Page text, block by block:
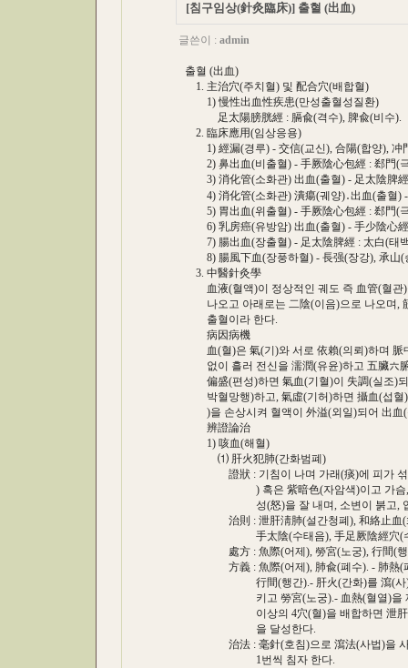
[침구임상(針灸臨床)] 출혈 (出血)
글쓴이 : admin
출혈 (出血)
1. 主治穴(주치혈) 및 配合穴(배합혈)
1) 慢性出血性疾患(만성출혈성질환)
足太陽膀胱經 : 膈兪(격수), 脾兪(비수).
2. 臨床應用(임상응용)
1) 經漏(경루) - 交信(교신), 合陽(합양), 冲
2) 鼻出血(비출혈) - 手厥陰心包經 : 郄門(
3) 消化管(소화관) 出血(출혈) - 足太陰脾經
4) 消化管(소화관) 潰瘍(궤양)․出血(출혈) -
5) 胃出血(위출혈) - 手厥陰心包經 : 郄門(
6) 乳房癌(유방암) 出血(출혈) - 手少陰心經
7) 腸出血(장출혈) - 足太陰脾經 : 太白(태
8) 腸風下血(장풍하혈) - 長强(장강), 承山(
3. 中醫針灸學
血液(혈액)이 정상적인 궤도 즉 血管(혈관)
나오고 아래로는 二陰(이음)으로 나오며,
출혈이라 한다.
病因病機
血(혈)은 氣(기)와 서로 依賴(의뢰)하며 脈
없이 흘러 전신을 濡潤(유윤)하고 五臟六
偏盛(편성)하면 氣血(기혈)이 失調(실조)되
박혈망행)하고, 氣虛(기허)하면 攝血(섭혈)
)을 손상시켜 혈액이 外溢(외일)되어 出血(
辨證論治
1) 咳血(해혈)
⑴ 肝火犯肺(간화범폐)
證狀 : 기침이 나며 가래(痰)에 피가 섞이
) 혹은 紫暗色(자암색)이고 가슴, 옆
성(怒)을 잘 내며, 소변이 붉고, 입이
治則 : 泄肝淸肺(설간청폐), 和絡止血(
手太陰(수태음), 手足厥陰經穴(수족
處方 : 魚際(어제), 勞宮(노궁), 行間(행
方義 : 魚際(어제), 肺兪(폐수). - 肺熱(폐
行間(행간).- 肝火(간화)를 瀉(사)하여
키고 勞宮(노궁).- 血熱(혈열)을 제거
이상의 4穴(혈)을 배합하면 泄肝淸肺(
을 달성한다.
治法 : 毫針(호침)으로 瀉法(사법)을 사용
1번씩 침자 한다.